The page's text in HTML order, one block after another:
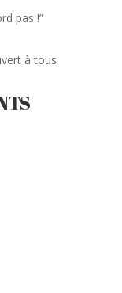
pas !”
à tous